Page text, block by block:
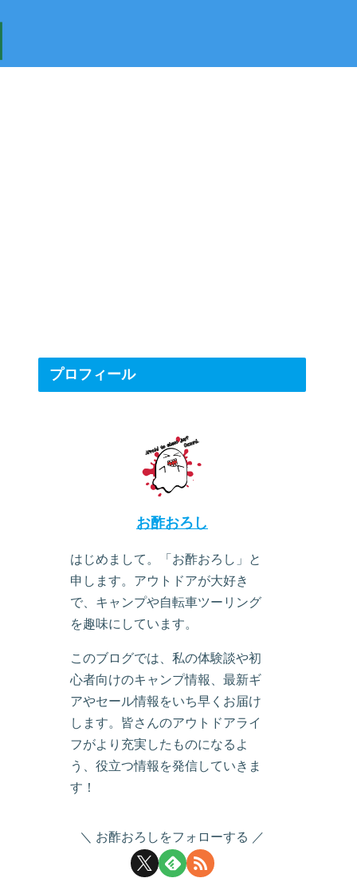
プロフィール
お酢おろし
はじめまして。「お酢おろし」と
申します。アウトドアが大好き
で、キャンプや自転車ツーリング
を趣味にしています。
このブログでは、私の体験談や初
心者向けのキャンプ情報、最新ギ
アやセール情報をいち早くお届け
します。皆さんのアウトドアライ
フがより充実したものになるよ
う、役立つ情報を発信していきま
す！
お酢おろしをフォローする